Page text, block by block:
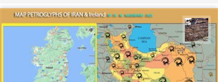
محمد ناصری فرد